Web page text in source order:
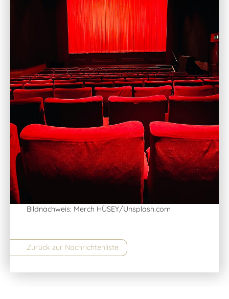
Bildnachweis: Merch HÜSEY/Unsplash.com
Zurück zur Nachrichtenliste